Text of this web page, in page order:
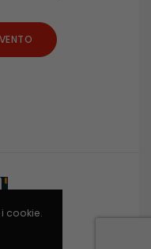
cookie.